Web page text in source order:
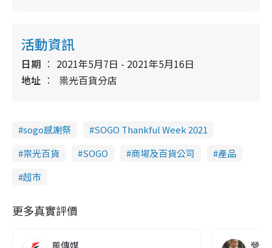
活動資訊
日期
2021年5月7日 - 2021年5月16日
地址
祟光百貨分店
sogo感謝祭
SOGO Thankful Week 2021
祟光百貨
SOGO 商場及百貨公司
產品
超市
更多真實評價
風傳媒 營養